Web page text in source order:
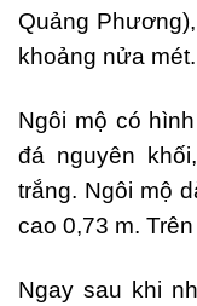
Quảng
khoảng nửa mét.
Ngôi mộ có
đá nguyên
trắng. Ngôi mộ
cao 0,73 m.
Ngay sau khi